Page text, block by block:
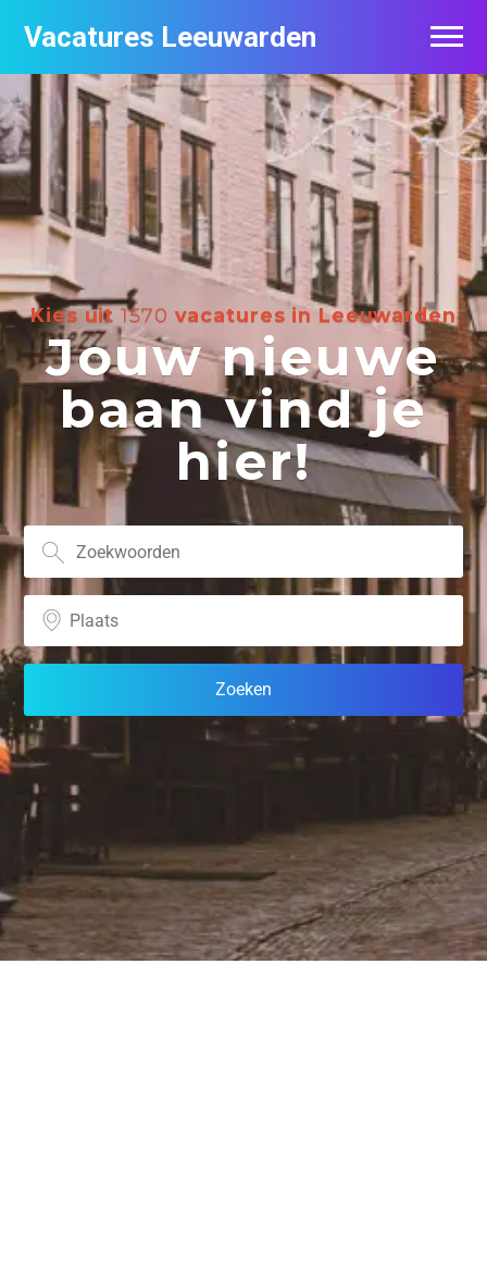
Vacatures Leeuwarden
Kies uit1570 vacatures in Leeuwarden
Jouw nieuwe
baan vind je
hier!
Vacatures per bedrijf
De populairste vacatures in Leeuwarden
Nieuwsbrief feed